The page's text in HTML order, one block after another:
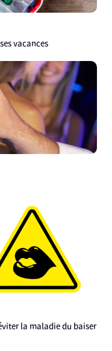
vacances
la maladie du baiser